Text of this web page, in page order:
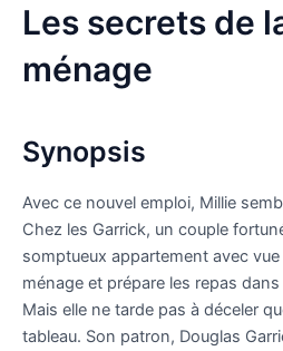
Les secrets de
ménage
Synopsis
Avec ce nouvel emploi, Millie
Chez les Garrick, un couple
somptueux appartement avec
ménage et prépare les repas
Mais elle ne tarde pas à déceler
tableau. Son patron, Douglas